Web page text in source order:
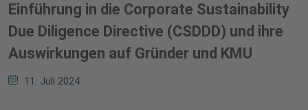
Einführung in die Corporate Sustainability
Due Diligence Directive (CSDDD) und ihre
Auswirkungen auf Gründer und KMU
11. Juli 2024